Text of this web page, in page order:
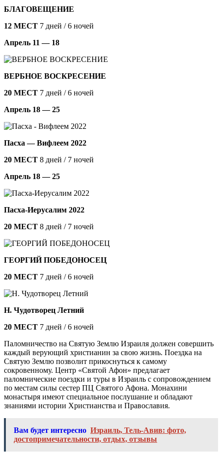
БЛАГОВЕЩЕНИЕ
12 МЕСТ 7 дней / 6 ночей
Апрель 11 — 18
ВЕРБНОЕ ВОСКРЕСЕНИЕ
20 МЕСТ 7 дней / 6 ночей
Апрель 18 — 25
Пасха — Вифлеем 2022
20 МЕСТ 8 дней / 7 ночей
Апрель 18 — 25
Пасха-Иерусалим 2022
20 МЕСТ 8 дней / 7 ночей
ГЕОРГИЙ ПОБЕДОНОСЕЦ
20 МЕСТ 7 дней / 6 ночей
Н. Чудотворец Летний
20 МЕСТ 7 дней / 6 ночей
Паломничество на Святую Землю Израиля должен совершить
каждый верующий христианин за свою жизнь. Поездка на
Святую Землю позволит прикоснуться к самому
сокровенному. Центр «Святой Афон» предлагает
паломнические поездки и туры в Израиль с сопровождением
по местам силы сестер ПЦ Святого Афона. Монахини
монастыря имеют специальное послушание и обладают
знаниями истории Христианства и Православия.
Вам будет интересно Израиль, Тель-Авив: фото,
достопримечательности, отдых, отзывы